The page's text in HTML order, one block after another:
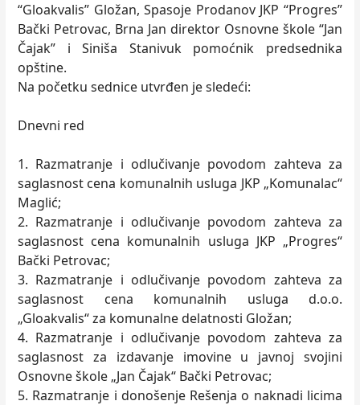
“Gloakvalis” Gložan, Spasoje Prodanov JKP “Progres”
Bački Petrovac, Brna Jan direktor Osnovne škole “Jan
Čajak” i Siniša Stanivuk pomoćnik predsednika
opštine.
Na početku sednice utvrđen je sledeći:
Dnevni red
1. Razmatranje i odlučivanje povodom zahteva za
saglasnost cena komunalnih usluga JKP „Komunalac“
Maglić;
2. Razmatranje i odlučivanje povodom zahteva za
saglasnost cena komunalnih usluga JKP „Progres“
Bački Petrovac;
3. Razmatranje i odlučivanje povodom zahteva za
saglasnost cena komunalnih usluga d.o.o.
„Gloakvalis“ za komunalne delatnosti Gložan;
4. Razmatranje i odlučivanje povodom zahteva za
saglasnost za izdavanje imovine u javnoj svojini
Osnovne škole „Jan Čajak“ Bački Petrovac;
5. Razmatranje i donošenje Rešenja o naknadi licima